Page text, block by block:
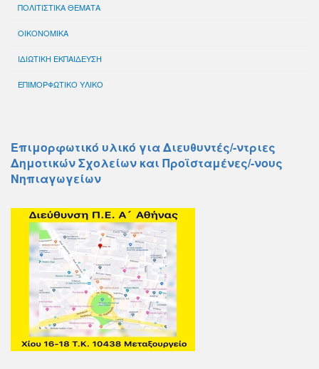
ΠΟΛΙΤΙΣΤΙΚΑ ΘΕΜΑΤΑ
ΟΙΚΟΝΟΜΙΚΑ
ΙΔΙΩΤΙΚΗ ΕΚΠΑΙΔΕΥΣΗ
ΕΠΙΜΟΡΦΩΤΙΚΟ ΥΛΙΚΟ
Επιμορφωτικό υλικό για Διευθυντές/-ντριες
Δημοτικών Σχολείων και Προϊσταμένες/-νους
Νηπιαγωγείων